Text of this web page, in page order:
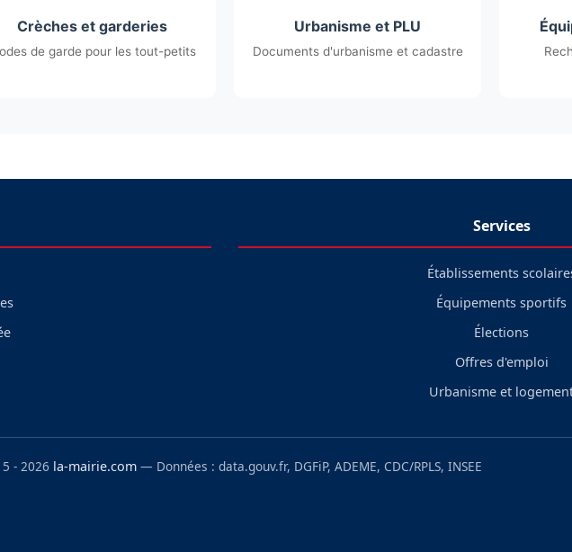
Crèches et garderies
de garde pour les tout-petits
Urbanisme et PLU
Documents d'urbanisme et cadastre
Services
Établissements
Équipements sportifs
Élections
Offres d'emploi
Urbanisme et
- 2026 la-mairie.com — Données : data.gouv.fr, DGFiP, ADEME, CDC/RPLS, INSEE